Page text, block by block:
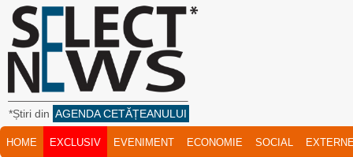
*Știri din AGENDA CETĂȚEANULUI
HOME EXCLUSIV EVENIMENT ECONOMIE SOCIAL